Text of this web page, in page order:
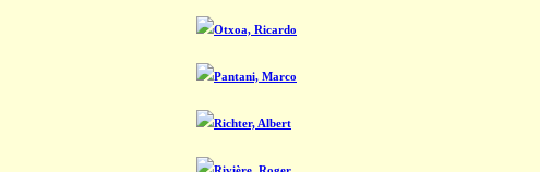
Otxoa, Ricardo
Pantani, Marco
Richter, Albert